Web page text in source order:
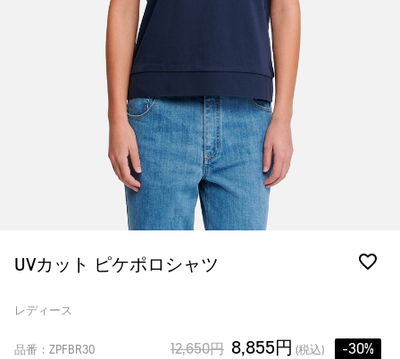
UVカット ピケポロシャツ
レディース
品番：ZPFBR30 12,650円 8,855円 (税込) -30%